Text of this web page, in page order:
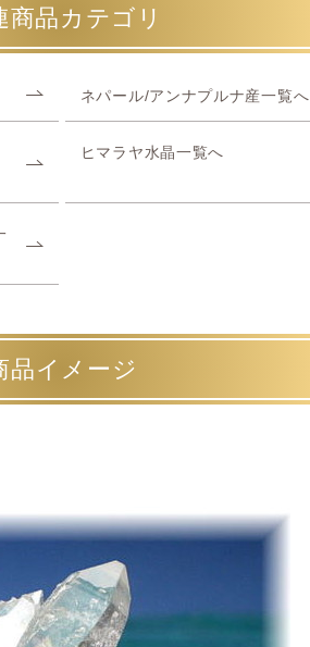
商品カテゴリ
ネパール/アンナプルナ産一覧へ
ヒマラヤ水晶一覧へ
品イメージ